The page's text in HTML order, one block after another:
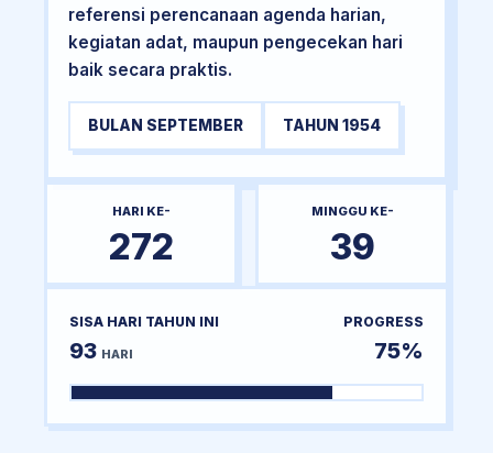
referensi perencanaan agenda harian,
kegiatan adat, maupun pengecekan hari
baik secara praktis.
BULAN SEPTEMBER TAHUN 1954
HARI KE-
272
MINGGU KE-
39
SISA HARI TAHUN INI
93 HARI
PROGRESS
75%